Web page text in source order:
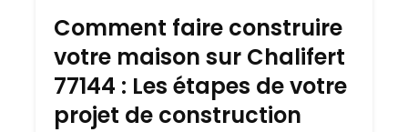
Comment faire construire
votre maison sur Chalifert
77144 : Les étapes de votre
projet de construction